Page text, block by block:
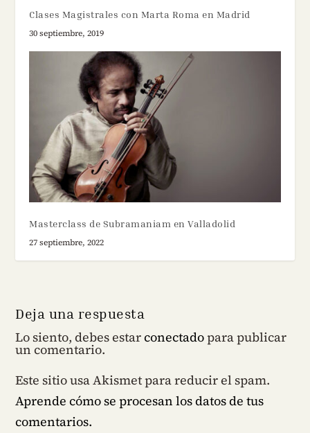
Clases Magistrales con Marta Roma en Madrid
30 septiembre, 2019
Masterclass de Subramaniam en Valladolid
27 septiembre, 2022
Deja una respuesta
Lo siento, debes estarconectadopara publicar
un comentario.
Este sitio usa Akismet para reducir el spam.
Aprende cómo se procesan los datos de tus
comentarios.